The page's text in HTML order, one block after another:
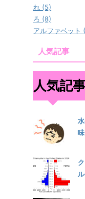
れ (5)
ろ (8)
アルファベット
人気記事
人気記